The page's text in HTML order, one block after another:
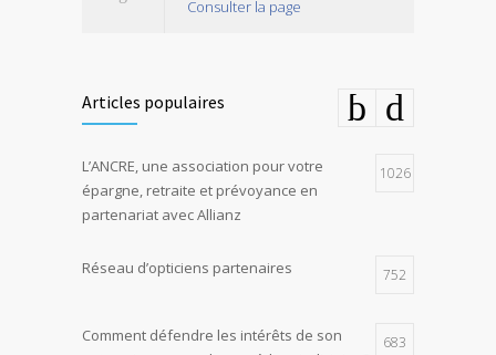
Consulter la page
Articles populaires
L’ANCRE, une association pour votre
épargne, retraite et prévoyance en
partenariat avec Allianz
1026
Réseau d’opticiens partenaires 752
Comment défendre les intérêts de son
683